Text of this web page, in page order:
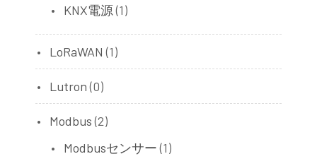
KNX電源(1)
LoRaWAN (1)
Lutron (0)
Modbus (2)
Modbusセンサー (1)